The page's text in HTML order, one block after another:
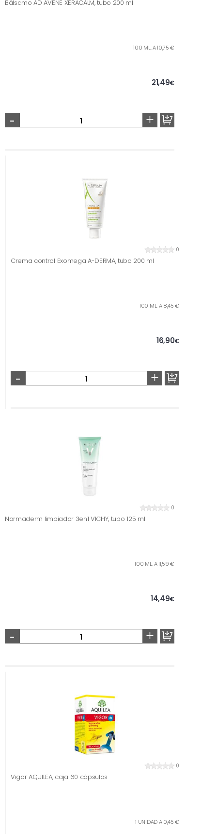
Bálsamo AD AVÉNE XERACALM, tubo 200 ml
100 ML. A 10,75 €
21,49€
- +
0
Crema control Exomega A-DERMA, tubo 200 ml
100 ML. A 8,45 €
16,90€
- +
0
Normaderm limpiador 3en1 VICHY, tubo 125 ml
100 ML. A 11,59 €
14,49€
- +
0
Vigor AQUILEA, caja 60 cápsulas
1 UNIDAD A 0,45 €